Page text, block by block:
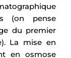
(on pense
du premier
La mise en
en osmose